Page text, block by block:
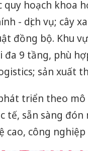
quy hoạch khoa
- dịch vụ; cây
đồng bộ. Khu
đa 9 tầng, phù
sản xuất
triển theo
tế, sẵn sàng
cao, công